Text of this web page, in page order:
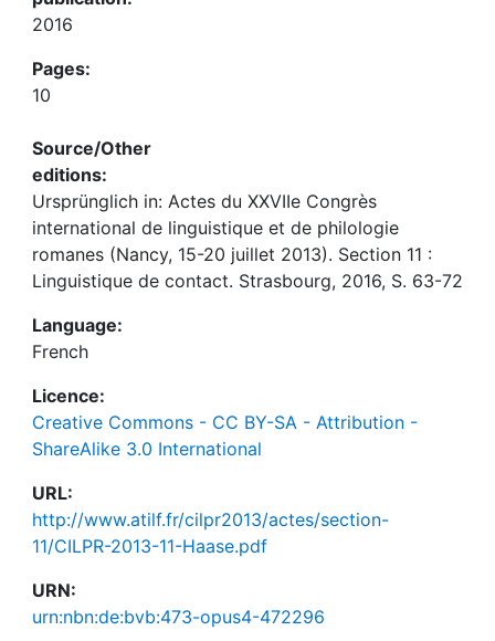
2016
Pages:
10
Source/Other
editions:
Ursprünglich in: Actes du XXVIIe Congrès
international de linguistique et de philologie
romanes (Nancy, 15-20 juillet 2013). Section 11 :
Linguistique de contact. Strasbourg, 2016, S. 63-72
Language:
French
Licence:
Creative Commons - CC BY-SA - Attribution -
ShareAlike 3.0 International
URL:
http://www.atilf.fr/cilpr2013/actes/section-
11/CILPR-2013-11-Haase.pdf
URN:
urn:nbn:de:bvb:473-opus4-472296